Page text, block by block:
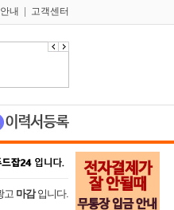
내 고객센터
고 마감입니다.